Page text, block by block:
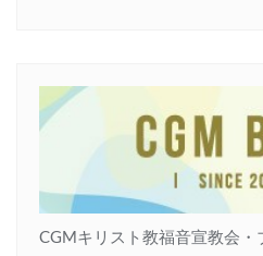
CGMキリスト教福音宣教会・